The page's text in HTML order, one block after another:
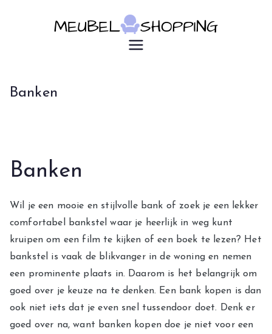
Meubelsho
u7183p16603
Banken
Banken
Wil je een mooie en stijlvolle bank of zoek je een lekker
comfortabel bankstel waar je heerlijk in weg kunt
kruipen om een film te kijken of een boek te lezen? Het
bankstel is vaak de blikvanger in de woning en nemen
een prominente plaats in. Daarom is het belangrijk om
goed over je keuze na te denken. Een bank kopen is dan
ook niet iets dat je even snel tussendoor doet. Denk er
goed over na, want banken kopen doe je niet voor een